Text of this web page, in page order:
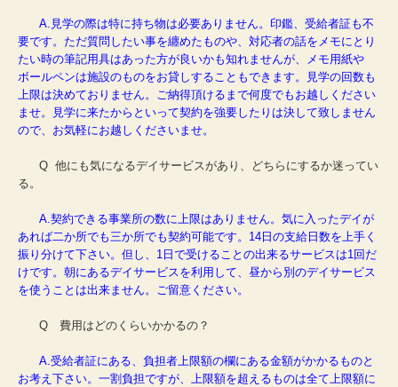
業務継続計画（自然災害）
A.見学の際は特に持ち物は必要ありません。印鑑、受給者証も不
要です。ただ質問したい事を纏めたものや、対応者の話をメモにとり
たい時の筆記用具はあった方が良いかも知れませんが、メモ用紙や
ボールペンは施設のものをお貸しすることもできます。見学の回数も
上限は決めておりません。ご納得頂けるまで何度でもお越しください
ませ。見学に来たからといって契約を強要したりは決して致しません
ので、お気軽にお越しくださいませ。
Q 他にも気になるデイサービスがあり、どちらにするか迷ってい
る。
A.契約できる事業所の数に上限はありません。気に入ったデイが
あれば二か所でも三か所でも契約可能です。14日の支給日数を上手く
振り分けて下さい。但し、1日で受けることの出来るサービスは1回だ
けです。朝にあるデイサービスを利用して、昼から別のデイサービス
を使うことは出来ません。ご留意ください。
Q 費用はどのくらいかかるの？
A.受給者証にある、負担者上限額の欄にある金額がかかるものと
お考え下さい。一割負担ですが、上限額を超えるものは全て上限額に